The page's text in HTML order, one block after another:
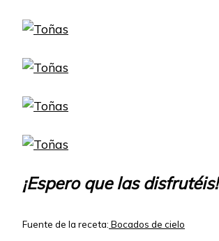
¡Espero que las disfrutéis!
Fuente de la receta: Bocados de cielo